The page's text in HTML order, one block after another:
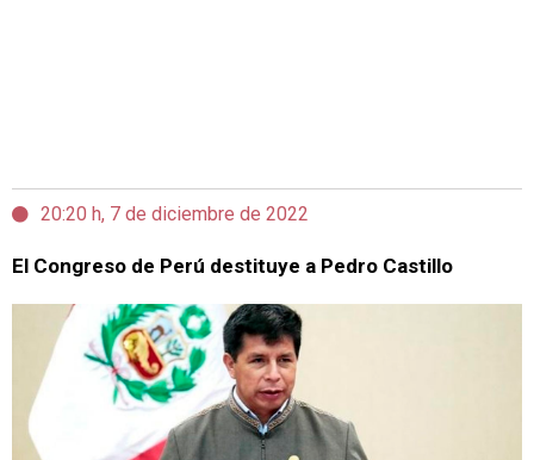
20:20 h, 7 de diciembre de 2022
El Congreso de Perú destituye a Pedro Castillo